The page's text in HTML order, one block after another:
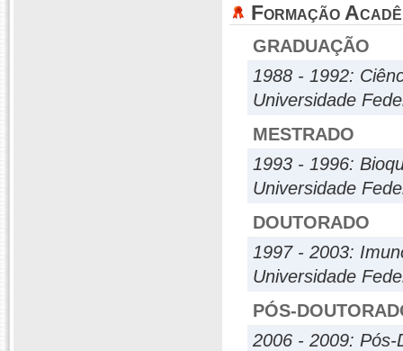
Formação
GRADUAÇÃO
1988 - 1992:
Universidade
MESTRADO
1993 - 1996:
Universidade
DOUTORADO
1997 - 2003:
Universidade
PÓS-
2006 - 2009: Pós-